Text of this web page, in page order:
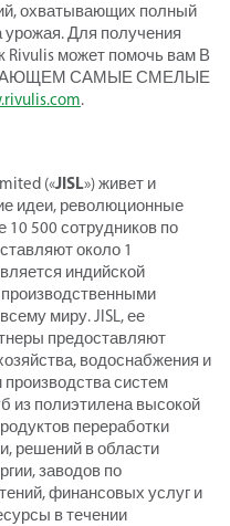
охватывающих полный
урожая. Для получения
Rivulis может помочь вам В
САМЫЕ СМЕЛЫЕ
.
(«JISL») живет и
идеи, революционные
500 сотрудников по
около 1
индийской
миру. JISL, ее
предоставляют
водоснабжения и
систем
из полиэтилена высокой
переработки
решений в области
заводов по
финансовых услуг и
в течении